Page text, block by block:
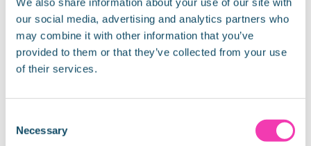
our social media, advertising and analytics partners who
may combine it with other information that you’ve
provided to them or that they’ve collected from your use
of their services.
Selection
Necessary
Puis-je utiliser une Oyster Card ou une
Travelcard sur une croisière Thames River
Sightseeing ?